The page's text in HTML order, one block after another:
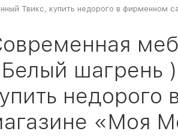
Твикс, купить недорого в фирменном
шагрень
«Моя